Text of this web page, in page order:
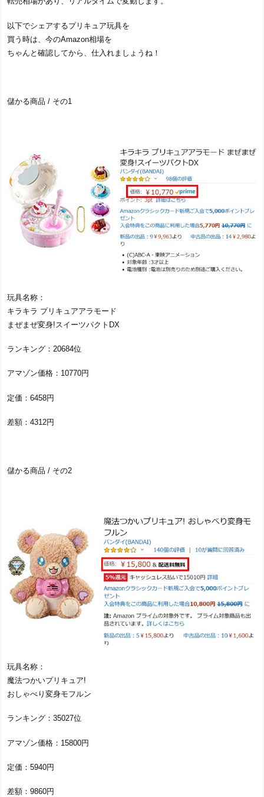
以下でシェアするプリキュア玩具を
買う時は、今のAmazon相場を
ちゃんと確認してから、仕入れましょうね！
儲かる商品 / その1
玩具名称：
キラキラ プリキュアアラモード
まぜまぜ変身!スイーツパクトDX
ランキング：20684位
アマゾン価格：10770円
定価：6458円
差額：4312円
儲かる商品 / その2
玩具名称：
魔法つかいプリキュア!
おしゃべり変身モフルン
ランキング：35027位
アマゾン価格：15800円
定価：5940円
差額：9860円